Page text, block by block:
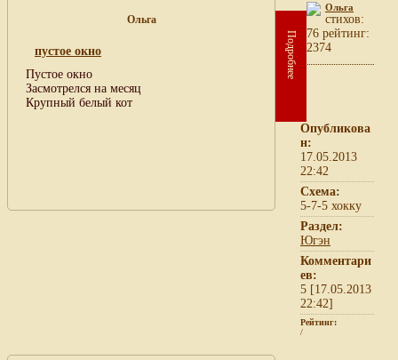
Ольга
пустое окно
Пустое окно
Засмотрелся на месяц
Крупный белый кот
Подробнее
Ольга
cтихов:
76 рейтинг:
2374
Опубликова
н:
17.05.2013
22:42
Схема:
5-7-5 хокку
Раздел:
Югэн
Комментари
ев:
5 [17.05.2013
22:42]
Рейтинг:
/